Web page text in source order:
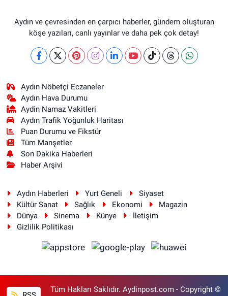
Aydın ve çevresinden en çarpıcı haberler, gündem oluşturan
köşe yazıları, canlı yayınlar ve daha pek çok detay!
Aydın Nöbetçi Eczaneler
Aydın Hava Durumu
Aydin Namaz Vakitleri
Aydın Trafik Yoğunluk Haritası
Puan Durumu ve Fikstür
Tüm Manşetler
Son Dakika Haberleri
Haber Arşivi
Aydın Haberleri Yurt Geneli
Siyaset
Kültür Sanat
Sağlık Ekonomi
Magazin
Dünya
Sinema Künye
İletişim
Gizlilik Politikası
Tüm Hakları Saklıdır. Aydinpost.com - Copyright ©